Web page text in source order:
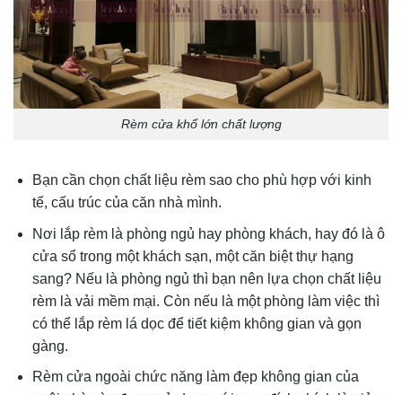
Rèm cửa khổ lớn chất lượng
Bạn cần chọn chất liệu rèm sao cho phù hợp với kinh
tế, cấu trúc của căn nhà mình.
Nơi lắp rèm là phòng ngủ hay phòng khách, hay đó là ô
cửa sổ trong một khách sạn, một căn biệt thự hạng
sang? Nếu là phòng ngủ thì bạn nên lựa chọn chất liệu
rèm là vải mềm mại. Còn nếu là một phòng làm việc thì
có thể lắp rèm lá dọc để tiết kiệm không gian và gọn
gàng.
Rèm cửa ngoài chức năng làm đẹp không gian của